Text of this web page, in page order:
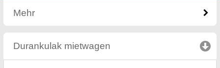
Mehr
Durankulak mietwagen click to collapse contents